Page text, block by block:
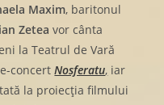
Maxim, baritonul
Zetea vor cânta
la Teatrul de Vară
concert Nosferatu, iar
la proiecția filmului